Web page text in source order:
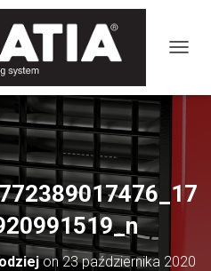
on23 października 2020